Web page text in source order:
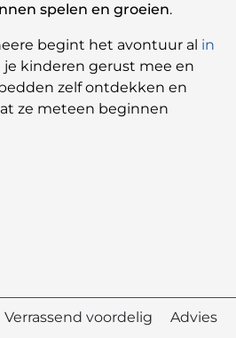
spelen en groeien.
begint het avontuur al in
je kinderen gerust mee en
zelf ontdekken en
ze meteen beginnen
voordelig Advies